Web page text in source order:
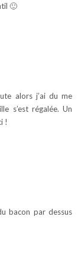
🙂
alors j’ai du me
s’est régalée. Un
!
bacon par dessus